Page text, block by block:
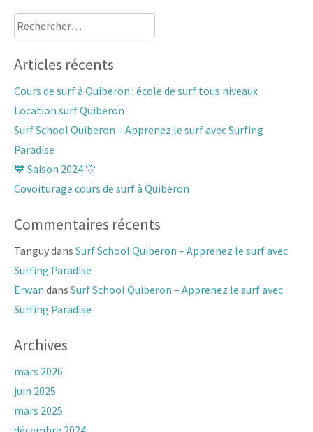
Rechercher :
Articles récents
Cours de surf à Quiberon : école de surf tous niveaux
Location surf Quiberon
Surf School Quiberon – Apprenez le surf avec Surfing
Paradise
💙 Saison 2024 🤍
Covoiturage cours de surf à Quiberon
Commentaires récents
Tanguydans Surf School Quiberon – Apprenez le surf avec
Surfing Paradise
Erwan dans Surf School Quiberon – Apprenez le surf avec
Surfing Paradise
Archives
mars 2026
juin 2025
mars 2025